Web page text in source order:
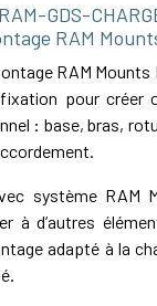
GDS-
RAM
RAM Mounts
pour créer
: base, bras,
système RAM
à d’autres
adapté à la